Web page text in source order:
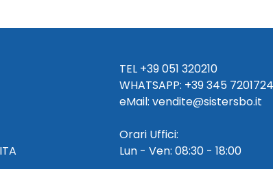
TEL +39 051 320210
WHATSAPP: +39345 7201724
eMail: vendite@sistersbo.it
Orari Uffici:
Lun - Ven: 08:30 - 18:00